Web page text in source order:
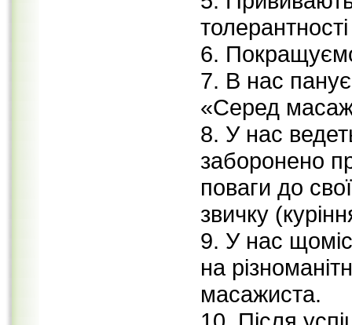
6. Покращуємо
7. В нас
«Серед
8. У нас
заборонено
поваги до
звичку
9. У нас
на
масажиста.